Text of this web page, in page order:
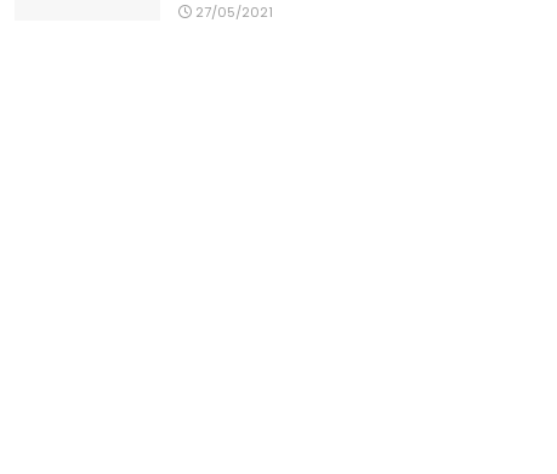
27/05/2021